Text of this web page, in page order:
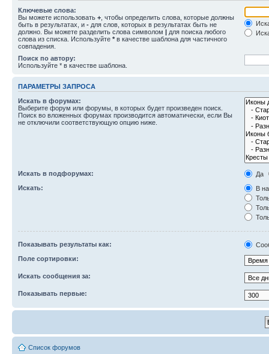
Ключевые слова:
Вы можете использовать + , чтобы определить слова, которые должны
быть в результатах, и - для слов, которых в результатах быть не
должно. Вы можете разделить слова символом | для поиска любого
слова из списка. Используйте * в качестве шаблона для частичного
совпадения.
Поиск по автору:
Используйте * в качестве шаблона.
ПАРАМЕТРЫ ЗАПРОСА
Искать в форумах:
Выберите форум или форумы, в которых будет произведен поиск.
Поиск во вложенных форумах производится автоматически, если Вы
не отключили соответствующую опцию ниже.
Искать в подфорумах:
Да
Искать:
В
Показывать результаты как:
Поле сортировки:
Искать сообщения за:
Показывать первые:
Список форумов